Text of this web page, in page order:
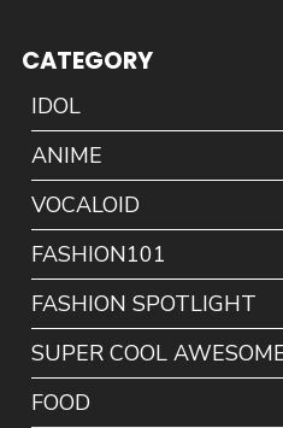
CATEGORY
IDOL
ANIME
VOCALOID
FASHION101
FASHION SPOTLIGHT
SUPER COOL
FOOD